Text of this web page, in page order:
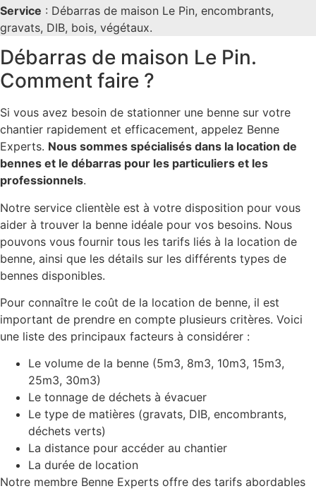
Service : Débarras de maison Le Pin, encombrants,
gravats, DIB, bois, végétaux.
Débarras de maison Le Pin.
Comment faire ?
Si vous avez besoin de stationner une benne sur votre
chantier rapidement et efficacement, appelez Benne
Experts. Nous sommes spécialisés dans la location de
bennes et le débarras pour les particuliers et les
professionnels.
Notre service clientèle est à votre disposition pour vous
aider à trouver la benne idéale pour vos besoins. Nous
pouvons vous fournir tous les tarifs liés à la location de
benne, ainsi que les détails sur les différents types de
bennes disponibles.
Pour connaître le coût de la location de benne, il est
important de prendre en compte plusieurs critères. Voici
une liste des principaux facteurs à considérer :
Le volume de la benne (5m3, 8m3, 10m3, 15m3,
25m3, 30m3)
Le tonnage de déchets à évacuer
Le type de matières (gravats, DIB, encombrants,
déchets verts)
La distance pour accéder au chantier
La durée de location
Notre membre Benne Experts offre des tarifs abordables